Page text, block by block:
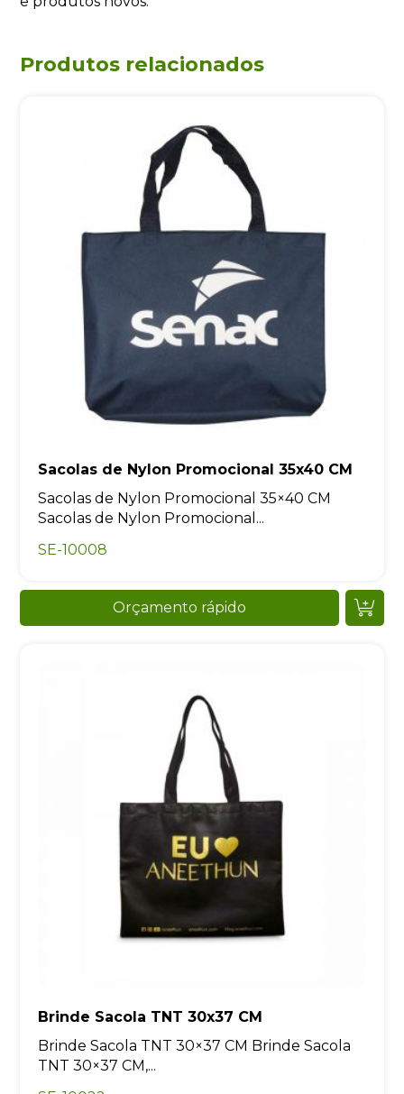
Produtos relacionados
Sacolas de Nylon Promocional 35x40 CM
Sacolas de Nylon Promocional 35×40 CM
Sacolas de Nylon Promocional...
SE-10008
Orçamento rápido
Brinde Sacola TNT 30x37 CM
Brinde Sacola TNT 30×37 CM Brinde Sacola
TNT 30×37 CM,...